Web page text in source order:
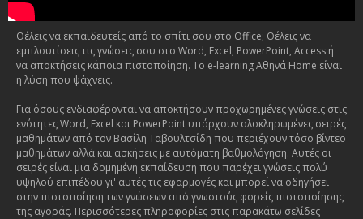
Θέλεις να εκπαιδευτείς από το σπίτι σου στο Office; Θέλεις να
εμπλουτίσεις τις γνώσεις σου στο Word, Excel, PowerPoint, Access ή
να αποκτήσεις κάποια πιστοποίηση. Το e-learning Αθηνά Home είναι
η λύση που ψάχνεις.
Για όσους ενδιαφέρονται να αποκτήσουν προχωρημένες γνώσεις στις
ενότητες Word, Excel και PowerPoint υπάρχουν ολοκληρωμένες σειρές
μαθημάτων από τον Βασίλη Ταβουλτσίδη που περιέχουν τόσο βίντεο
μαθημάτων αλλά και ασκήσεις με αυτόματη βαθμολόγηση. Αυτές οι
σειρές είναι μια δομημένη εκπαίδευση που παρέχει γνώσεις πολύ
υψηλού επιπέδου γι' αυτές τις εφαρμογές και μπορεί να οδηγήσει
στην πιστοποίηση των γνώσεων από γνωστούς φορείς πιστοποίησης
της αγοράς. Περισσότερες πληροφορίες στις παρακάτω σελίδες